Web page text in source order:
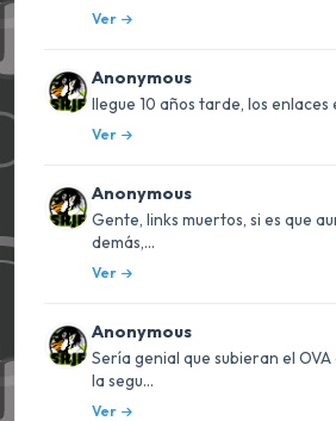
Ver
Anonymous
llegue 10 años tarde, los enlaces
Ver
Anonymous
Gente, links muertos, si es que
demás,...
Ver
Anonymous
Sería genial que subieran el
la segu...
Ver